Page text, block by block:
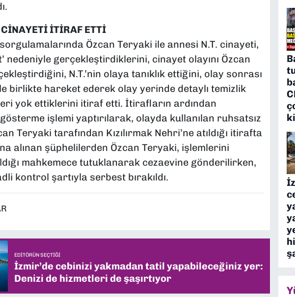
CİNAYETİ İTİRAF ETTİ
Özcan Teryaki ile annesi N.T. cinayeti,
nedeniyle gerçekleştirdiklerini, cinayet olayını Özcan
N.T.’nin olaya tanıklık ettiğini, olay sonrası
birlikte hareket ederek olay yerinde detaylı temizlik
yok ettiklerini itiraf etti. İtirafların ardından
işlemi yaptırılarak, olayda kullanılan ruhsatsız
Teryaki tarafından Kızılırmak Nehri’ne atıldığı itirafta
alınan şüphelilerden Özcan Teryaki, işlemlerini
mahkemece tutuklanarak cezaevine gönderilirken,
kontrol şartıyla serbest bırakıldı.
EDITÖRÜN SEÇTIĞI
İzmir’de cebinizi yakmadan tatil yapabileceğiniz yer:
Denizi de hizmetleri de şaşırtıyor